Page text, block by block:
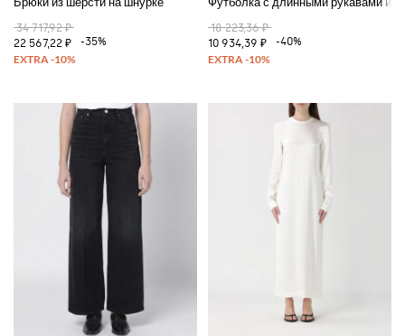
34 717,92 ₽
22 567,22 ₽
-35%
18 223,36 ₽
10 934,39 ₽
-40%